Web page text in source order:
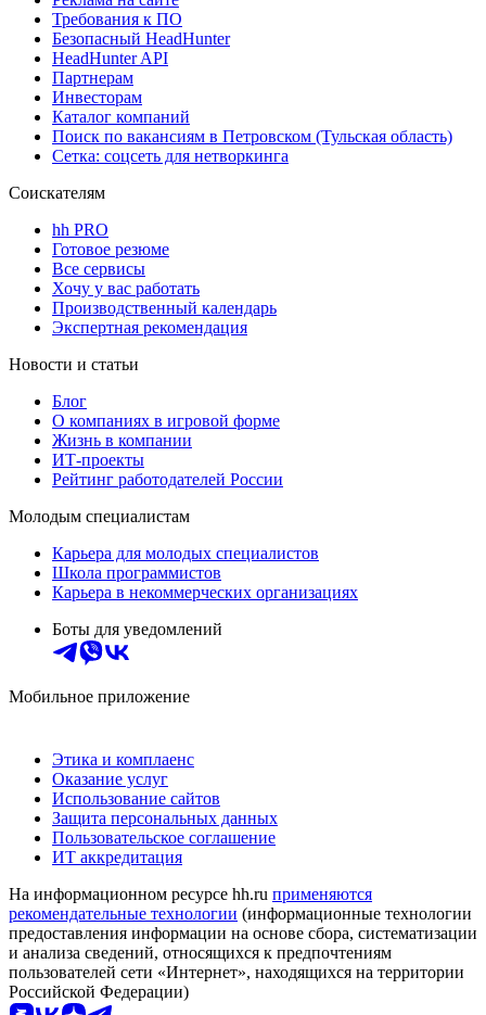
Требования к ПО
Безопасный HeadHunter
HeadHunter API
Партнерам
Инвесторам
Каталог компаний
Поиск по вакансиям в Петровском (Тульская область)
Сетка: соцсеть для нетворкинга
Соискателям
hh PRO
Готовое резюме
Все сервисы
Хочу у вас работать
Производственный календарь
Экспертная рекомендация
Новости и статьи
Блог
О компаниях в игровой форме
Жизнь в компании
ИТ-проекты
Рейтинг работодателей России
Молодым специалистам
Карьера для молодых специалистов
Школа программистов
Карьера в некоммерческих организациях
Боты для уведомлений
Мобильное приложение
Этика и комплаенс
Оказание услуг
Использование сайтов
Защита персональных данных
Пользовательское соглашение
ИТ аккредитация
На информационном ресурсе hh.ru применяются
рекомендательные технологии (информационные технологии
предоставления информации на основе сбора, систематизации
и анализа сведений, относящихся к предпочтениям
пользователей сети «Интернет», находящихся на территории
Российской Федерации)